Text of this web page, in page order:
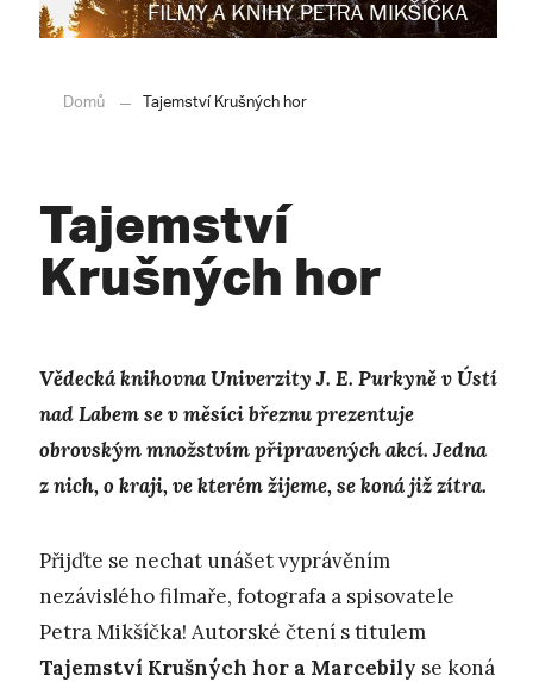
Domů Tajemství Krušných hor
Tajemství
Krušných hor
Vědecká knihovna Univerzity J. E. Purkyně v Ústí
nad Labem se v měsíci březnu prezentuje
obrovským množstvím připravených akcí. Jedna
z nich, o kraji, ve kterém žijeme, se koná již zítra.
Přijďte se nechat unášet vyprávěním
nezávislého filmaře, fotografa a spisovatele
Petra Mikšíčka! Autorské čtení s titulem
Tajemství Krušných hor a Marcebily se koná